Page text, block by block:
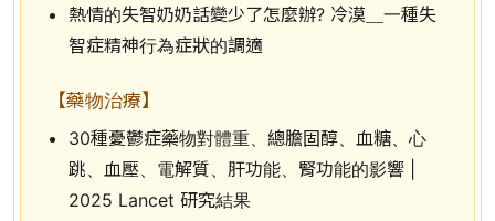
熱情的失智奶奶話變少了怎麼辦? 冷漠＿一種失
智症精神行為症狀的調適
【藥物治療】
30種憂鬱症藥物對體重、總膽固醇、血糖、心
跳、血壓、電解質、肝功能、腎功能的影響 |
2025 Lancet 研究結果